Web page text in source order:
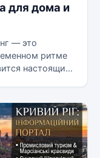
для дома и
— это
ритме
настоящим